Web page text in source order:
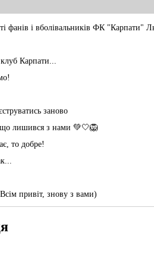
фанів і вболівальників ФК "Карпати"
Карпати...
заново
лишився з нами 💚🤍🦁
то добре!
Всім привіт, знову з вами)
старий сайт пішов разом з